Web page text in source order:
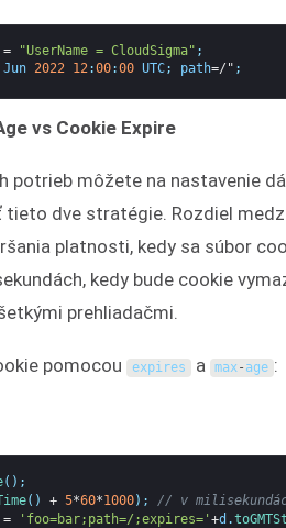
= "UserName = CloudSigma" ;
Jun 2022 12:00:00 UTC; path=/" ;
vs Cookie Expire
potrieb môžete na nastavenie
tieto dve stratégie. Rozdiel
platnosti, kedy sa súbor
kedy bude cookie
prehliadačmi.
pomocou expires a max- age :
( ) ;
( ) + 5*60*1000) ;
// v
= 'foo=bar;path=/;expires=' +d .